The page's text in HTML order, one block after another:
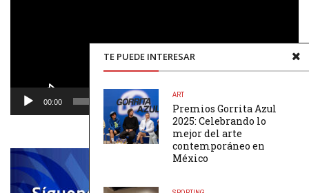
TE PUEDE INTERESAR
ART
Premios Gorrita Azul
2025: Celebrando lo
mejor del arte
contemporáneo en
México
00:00